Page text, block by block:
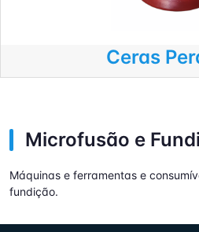
Ceras
Microfusão e
Máquinas e ferramentas e
fundição.